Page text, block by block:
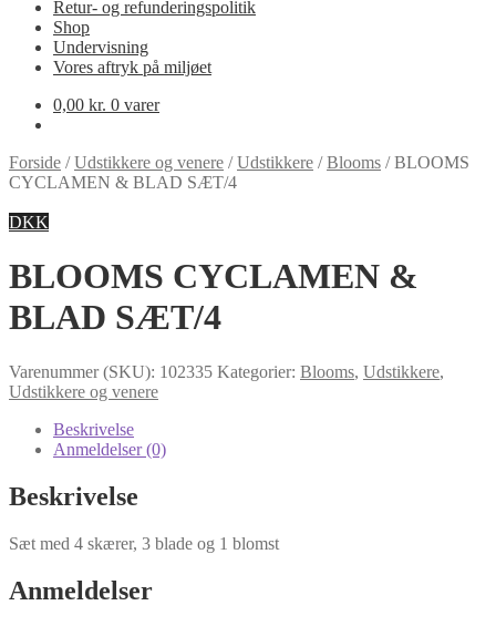
Retur- og refunderingspolitik
Shop
Undervisning
Vores aftryk på miljøet
0,00 kr. 0 varer
Forside /Udstikkere og venere /Udstikkere /Blooms /BLOOMS
CYCLAMEN & BLAD SÆT/4
DKK
BLOOMS CYCLAMEN &
BLAD SÆT/4
Varenummer (SKU): 102335 Kategorier: Blooms, Udstikkere,
Udstikkere og venere
Beskrivelse
Anmeldelser (0)
Beskrivelse
Sæt med 4 skærer, 3 blade og 1 blomst
Anmeldelser